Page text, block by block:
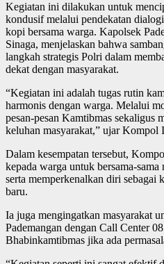
Kegiatan ini dilakukan untuk
kondusif melalui pendekatan
kopi bersama warga. Kapolsek
Sinaga, menjelaskan bahwa
langkah strategis Polri dalam
dekat dengan masyarakat.
“Kegiatan ini adalah tugas rutin
harmonis dengan warga. Melalui
pesan-pesan Kamtibmas sekaligus
keluhan masyarakat,” ujar Kompol
Dalam kesempatan tersebut,
kepada warga untuk bersama-
serta memperkenalkan diri sebagai
baru.
Ia juga mengingatkan masyarakat
Pademangan dengan Call Center
Bhabinkamtibmas jika ada